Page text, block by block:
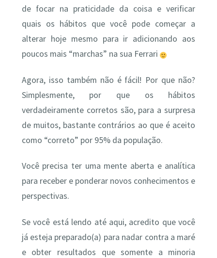
de focar na praticidade da coisa e verificar
quais os hábitos que você pode começar a
alterar hoje mesmo para ir adicionando aos
poucos mais “marchas” na sua Ferrari
Agora, isso também não é fácil! Por que não?
Simplesmente, por que os hábitos
verdadeiramente corretos são, para a surpresa
de muitos, bastante contrários ao que é aceito
como “correto” por 95% da população.
Você precisa ter uma mente aberta e analítica
para receber e ponderar novos conhecimentos e
perspectivas.
Se você está lendo até aqui, acredito que você
já esteja preparado(a) para nadar contra a maré
e obter resultados que somente a minoria